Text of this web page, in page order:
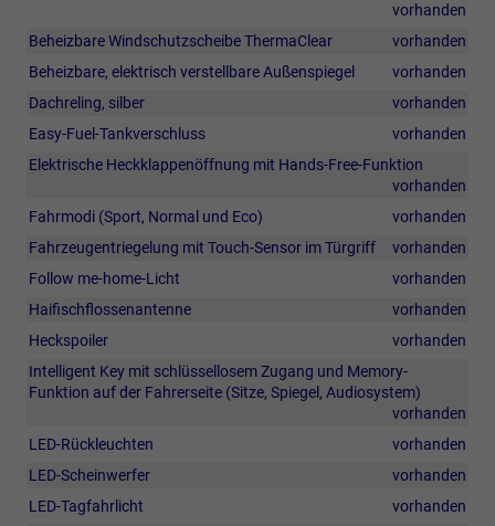
vorhanden
Beheizbare Windschutzscheibe ThermaClear
vorhanden
Beheizbare, elektrisch verstellbare Außenspiegel
vorhanden
Dachreling, silber
vorhanden
Easy-Fuel-Tankverschluss
vorhanden
Elektrische Heckklappenöffnung mit Hands-Free-Funktion
vorhanden
Fahrmodi (Sport, Normal und Eco)
vorhanden
Fahrzeugentriegelung mit Touch-Sensor im Türgriff
vorhanden
Follow me-home-Licht
vorhanden
Haifischflossenantenne
vorhanden
Heckspoiler
vorhanden
Intelligent Key mit schlüssellosem Zugang und Memory-
Funktion auf der Fahrerseite (Sitze, Spiegel, Audiosystem)
vorhanden
LED-Rückleuchten
vorhanden
LED-Scheinwerfer
vorhanden
LED-Tagfahrlicht
vorhanden